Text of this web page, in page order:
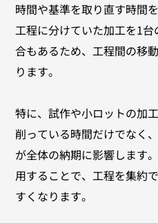
時間や基準を取り直す時間
工程に分けていた加工を1
合もあるため、工程間の移
ります。
特に、試作や小ロットの加
削っている時間だけでなく
が全体の納期に影響します
用することで、工程を集約
すくなります。